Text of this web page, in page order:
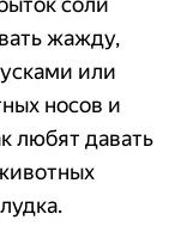
жажду,
или
носов и
любят давать